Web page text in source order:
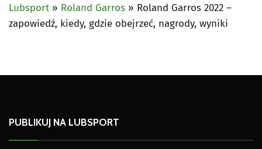
Lubsport » Roland Garros » Roland Garros 2022 –
zapowiedź, kiedy, gdzie obejrzeć, nagrody, wyniki
PUBLIKUJ NA LUBSPORT